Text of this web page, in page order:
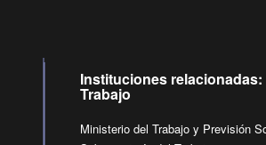
Instituciones relacionadas:
Trabajo
Ministerio del Trabajo y Previsión